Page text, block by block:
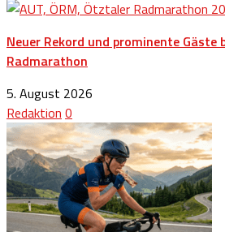
Neuer Rekord und prominente Gäste
Radmarathon
5. August 2026
Redaktion 0